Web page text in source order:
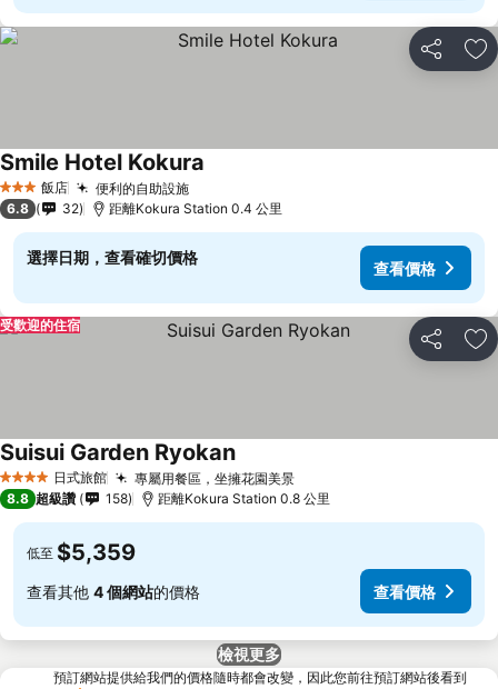
分享 加
3 星級 飯店 便利的自助設施
Smile Hotel Kokura
6.8 32 距離Kokura Station 0.4 公里
選擇日期，查看確切價格
查看價格
分享 加
受歡迎的住宿
4 星級 日式旅館 專屬用餐區，坐擁花園美景
Suisui Garden Ryokan
8.8 超級讚 158 距離Kokura Station 0.8 公里
低至 $5,359
查看其他 4 個網站的價格 查看價格
檢視更多
預訂網站提供給我們的價格隨時都會改變，因此您前往預訂網站後看到